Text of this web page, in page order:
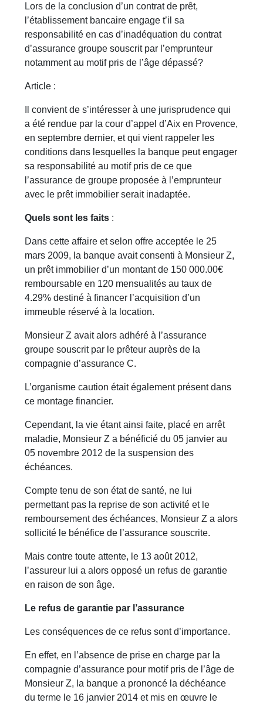
Lors de la conclusion d’un contrat de prêt,
l’établissement bancaire engage t’il sa
responsabilité en cas d’inadéquation du contrat
d’assurance groupe souscrit par l’emprunteur
notamment au motif pris de l’âge dépassé?
Article :
Il convient de s’intéresser à une jurisprudence qui
a été rendue par la cour d’appel d’Aix en Provence,
en septembre dernier, et qui vient rappeler les
conditions dans lesquelles la banque peut engager
sa responsabilité au motif pris de ce que
l’assurance de groupe proposée à l’emprunteur
avec le prêt immobilier serait inadaptée.
Quels sont les faits :
Dans cette affaire et selon offre acceptée le 25
mars 2009, la banque avait consenti à Monsieur Z,
un prêt immobilier d’un montant de 150 000.00€
remboursable en 120 mensualités au taux de
4.29% destiné à financer l’acquisition d’un
immeuble réservé à la location.
Monsieur Z avait alors adhéré à l’assurance
groupe souscrit par le prêteur auprès de la
compagnie d’assurance C.
L’organisme caution était également présent dans
ce montage financier.
Cependant, la vie étant ainsi faite, placé en arrêt
maladie, Monsieur Z a bénéficié du 05 janvier au
05 novembre 2012 de la suspension des
échéances.
Compte tenu de son état de santé, ne lui
permettant pas la reprise de son activité et le
remboursement des échéances, Monsieur Z a alors
sollicité le bénéfice de l’assurance souscrite.
Mais contre toute attente, le 13 août 2012,
l’assureur lui a alors opposé un refus de garantie
en raison de son âge.
Le refus de garantie par l’assurance
Les conséquences de ce refus sont d’importance.
En effet, en l’absence de prise en charge par la
compagnie d’assurance pour motif pris de l’âge de
Monsieur Z, la banque a prononcé la déchéance
du terme le 16 janvier 2014 et mis en œuvre le